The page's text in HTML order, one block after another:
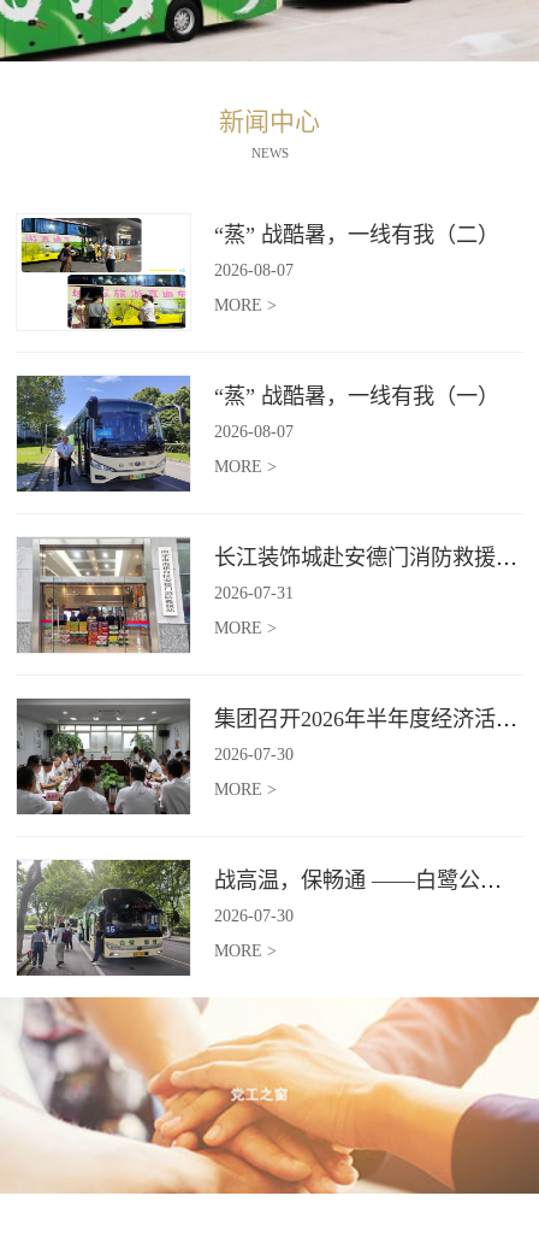
新闻中心
NEWS
“蒸” 战酷暑，一线有我（二）
2026-08-07
MORE >
“蒸” 战酷暑，一线有我（一）
2026-08-07
MORE >
长江装饰城赴安德门消防救援站开展“八一”慰问活动
2026-07-31
MORE >
集团召开2026年半年度经济活动分析会议
2026-07-30
MORE >
战高温，保畅通 ——白鹭公司为全国大学生跆拳道锦标赛提供交通运输服务
2026-07-30
MORE >